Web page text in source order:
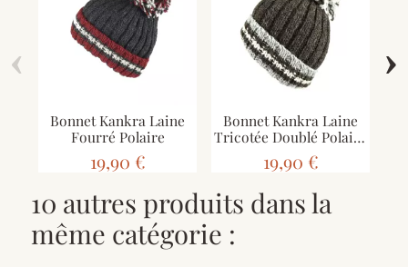
Bonnet Kankra Laine
Fourré Polaire
19,90 €
Bonnet Kankra Laine
Tricotée Doublé Polaire
Brun Foncé
19,90 €
‹ ›
10 autres produits dans la
même catégorie :